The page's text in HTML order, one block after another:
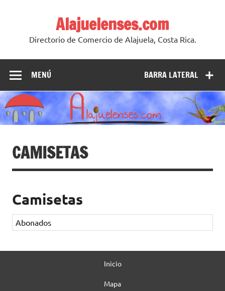
Alajuelenses.com
Directorio de Comercio de Alajuela, Costa Rica.
BARRA LATERAL
MENÚ
CAMISETAS
Camisetas
Abonados
Inicio
Mapa